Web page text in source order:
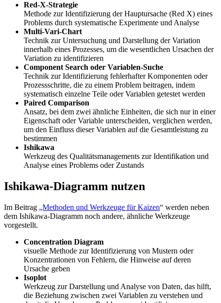
Red-X-Strategie
Methode zur Identifizierung der Hauptursache (Red X) eines
Problems durch systematische Experimente und Analyse
Multi-Vari-Chart
Technik zur Untersuchung und Darstellung der Variation
innerhalb eines Prozesses, um die wesentlichen Ursachen der
Variation zu identifizieren
Component Search oder Variablen-Suche
Technik zur Identifizierung fehlerhafter Komponenten oder
Prozessschritte, die zu einem Problem beitragen, indem
systematisch einzelne Teile oder Variablen getestet werden
Paired Comparison
Ansatz, bei dem zwei ähnliche Einheiten, die sich nur in einer
Eigenschaft oder Variable unterscheiden, verglichen werden,
um den Einfluss dieser Variablen auf die Gesamtleistung zu
bestimmen
Ishikawa
Werkzeug des Qualitätsmanagements zur Identifikation und
Analyse eines Problems oder Zustands
Ishikawa-Diagramm nutzen
Im Beitrag „Methoden und Werkzeuge für Kaizen“ werden neben
dem Ishikawa-Diagramm noch andere, ähnliche Werkzeuge
vorgestellt.
Concentration Diagram
visuelle Methode zur Identifizierung von Mustern oder
Konzentrationen von Fehlern, die Hinweise auf deren
Ursache geben
Isoplot
Werkzeug zur Darstellung und Analyse von Daten, das hilft,
die Beziehung zwischen zwei Variablen zu verstehen und